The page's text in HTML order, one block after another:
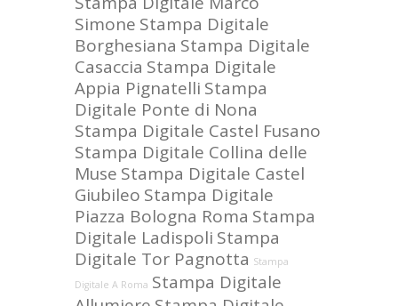
Simone Stampa Digitale
Borghesiana Stampa Digitale
Casaccia Stampa Digitale
Appia Pignatelli Stampa
Digitale Ponte di Nona
Stampa Digitale Castel Fusano
Stampa Digitale Collina delle
Muse Stampa Digitale Castel
Giubileo Stampa Digitale
Piazza Bologna Roma Stampa
Digitale Ladispoli Stampa
Digitale Tor Pagnotta Stampa
Digitale A Roma Stampa Digitale